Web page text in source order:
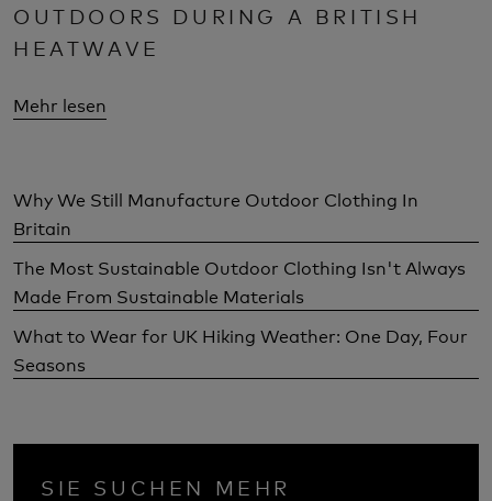
OUTDOORS DURING A BRITISH
HEATWAVE
Mehr lesen
Why We Still Manufacture Outdoor Clothing In
Britain
The Most Sustainable Outdoor Clothing Isn't Always
Made From Sustainable Materials
What to Wear for UK Hiking Weather: One Day, Four
Seasons
SIE SUCHEN MEHR